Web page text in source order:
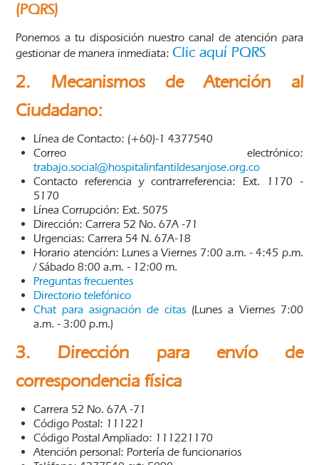
(PQRS)
Ponemos a tu disposición nuestro canal de atención para
gestionar de manera inmediata:Clic aquí PQRS
2. Mecanismos de Atención al
Ciudadano:
Línea de Contacto: (+60)-1 4377540
Correo electrónico:
trabajo.social@hospitalinfantildesanjose.org.co
Contacto referencia y contrarreferencia: Ext. 1170 -
5170
Línea Corrupción: Ext. 5075
Dirección: Carrera 52 No. 67A -71
Urgencias: Carrera 54 N. 67A-18
Horario atención: Lunes a Viernes 7:00 a.m. - 4:45 p.m.
/ Sábado 8:00 a.m. - 12:00 m.
Preguntas frecuentes
Directorio telefónico
Chat para asignación de citas (Lunes a Viernes 7:00
a.m. - 3:00 p.m.)
3. Dirección para envío de
correspondencia física
Carrera 52 No. 67A -71
Código Postal: 111221
Código Postal Ampliado: 111221170
Atención personal: Portería de funcionarios